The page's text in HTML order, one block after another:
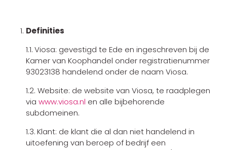
Definities
1.1.Viosa: gevestigd te Ede en ingeschreven bij de
Kamer van Koophandel onder registratienummer
93023138 handelend onder de naam Viosa.
1.2. Website: de website van Viosa, te raadplegen
via www.viosa.nl en alle bijbehorende
subdomeinen.
1.3.Klant: de klant die al dan niet handelend in
uitoefening van beroep of bedrijf een